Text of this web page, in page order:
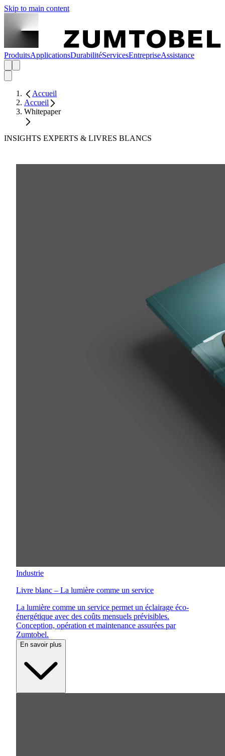
Skip to main content
ProduitsApplicationsDurabilitéServicesEntrepriseAssistance
Accueil
Accueil
Whitepaper
INSIGHTS EXPERTS & LIVRES BLANCS
Industrie
Livre blanc – La lumière comme un service
La lumière comme un service permet un éclairage éco-
énergétique avec des coûts mensuels prévisibles.
Conception, opération et maintenance assurées par
Zumtobel.
En savoir plus